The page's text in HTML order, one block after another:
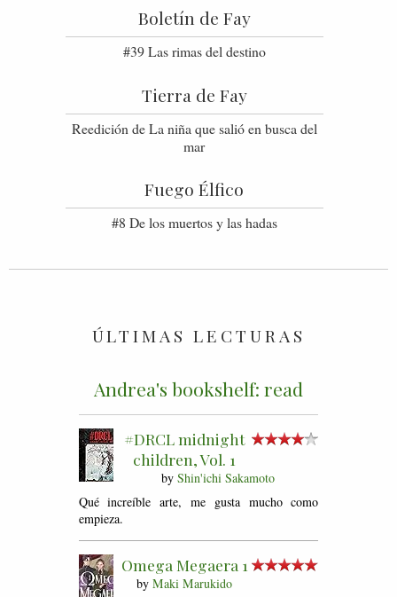
Boletín de Fay
#39 Las rimas del destino
Tierra de Fay
Reedición de La niña que salió en busca del
mar
Fuego Élfico
#8 De los muertos y las hadas
ÚLTIMAS LECTURAS
Andrea's bookshelf: read
#DRCL midnight
children, Vol. 1
by Shin'ichi Sakamoto
Qué increíble arte, me gusta mucho como
empieza.
Omega Megaera 1
by Maki Marukido